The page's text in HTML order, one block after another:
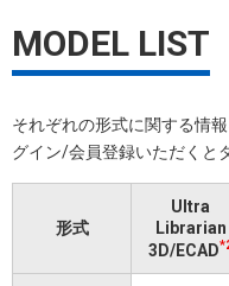
MODEL LIST
それぞれの形式に関する情
グイン/会員登録いただくと​
形式
Ultra
Librarian
3D/ECAD